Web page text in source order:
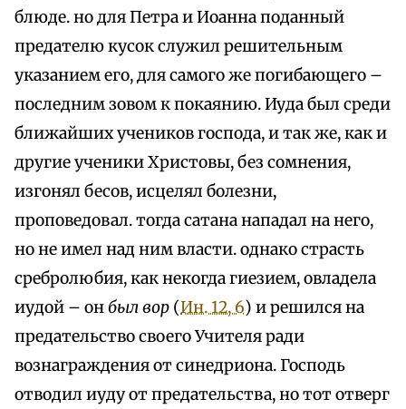
блюде. но для Петра и Иоанна поданный
предателю кусок служил решительным
указанием его, для самого же погибающего –
последним зовом к покаянию. Иуда был среди
ближайших учеников господа, и так же, как и
другие ученики Христовы, без сомнения,
изгонял бесов, исцелял болезни,
проповедовал. тогда сатана нападал на него,
но не имел над ним власти. однако страсть
сребролюбия, как некогда гиезием, овладела
иудой – онбыл вор (Ин. 12, 6) и решился на
предательство своего Учителя ради
вознаграждения от синедриона. Господь
отводил иуду от предательства, но тот отверг